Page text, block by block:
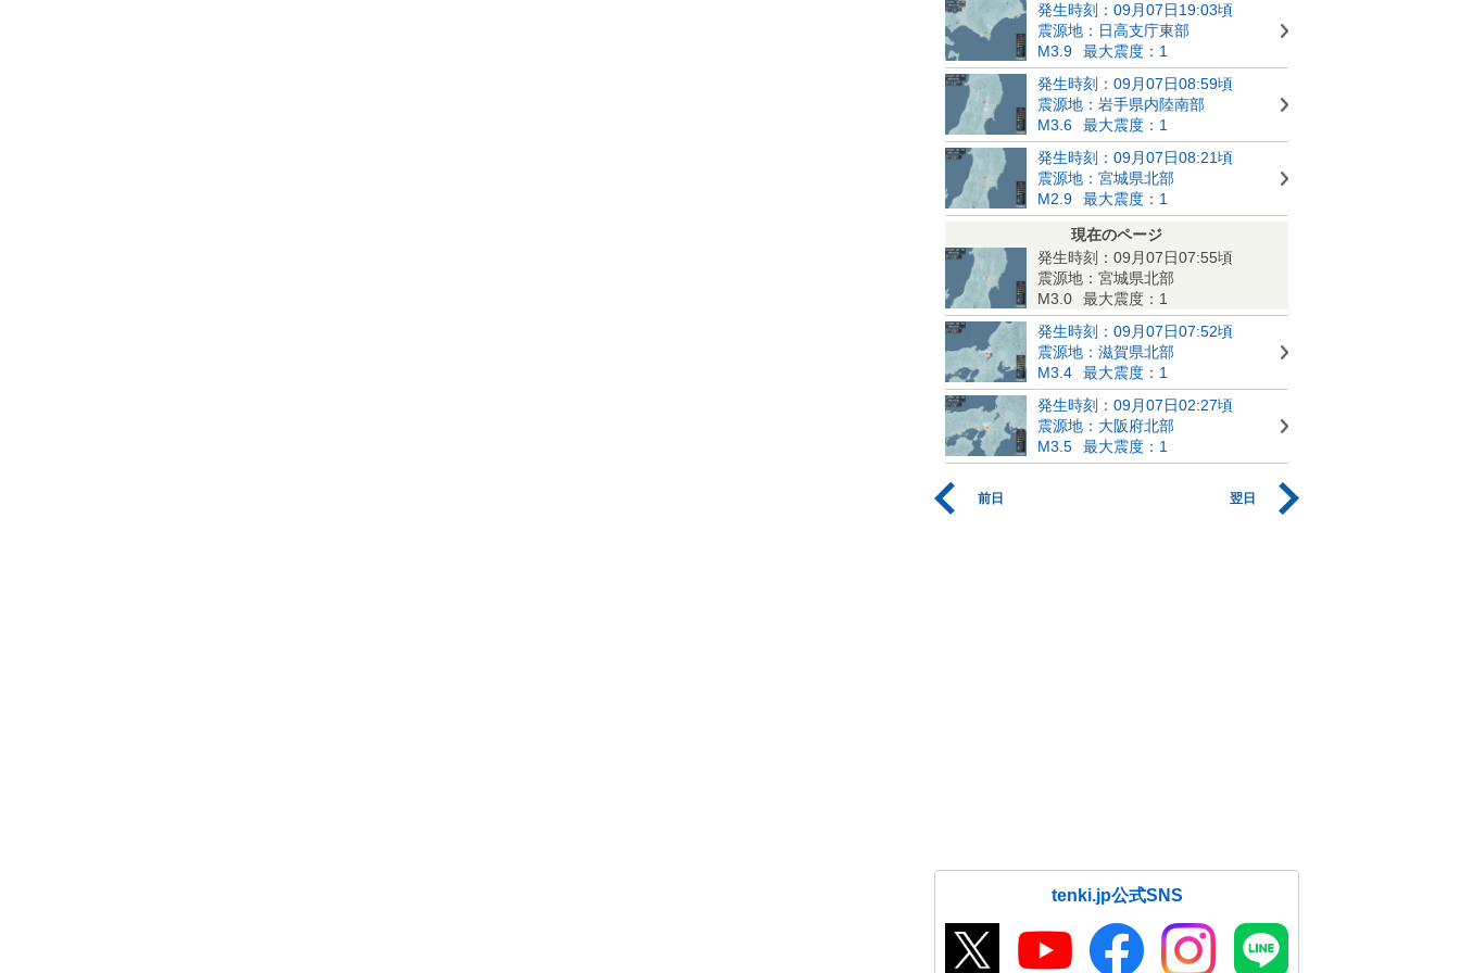
発生時刻：09月07日19:03頃
震源地：日高支庁東部
M3.9
最大震度：1
発生時刻：09月07日08:59頃
震源地：岩手県内陸南部
M3.6
最大震度：1
発生時刻：09月07日08:21頃
震源地：宮城県北部
M2.9
最大震度：1
現在のページ
発生時刻：09月07日07:55頃
震源地：宮城県北部
M3.0
最大震度：1
発生時刻：09月07日07:52頃
震源地：滋賀県北部
M3.4
最大震度：1
発生時刻：09月07日02:27頃
震源地：大阪府北部
M3.5
最大震度：1
前日 翌日
tenki.jp公式SNS